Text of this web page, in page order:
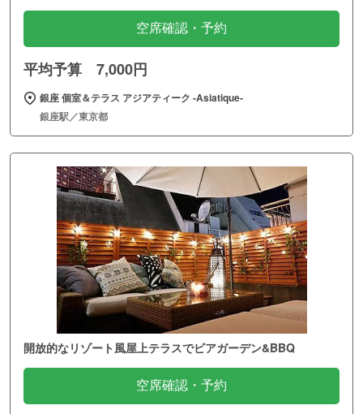
空席確認・予約
平均予算 7,000円
銀座 個室＆テラス アジアティーク ‐Asiatique‐
銀座駅／東京都
開放的なリゾート風屋上テラスでビアガーデン&BBQ
空席確認・予約